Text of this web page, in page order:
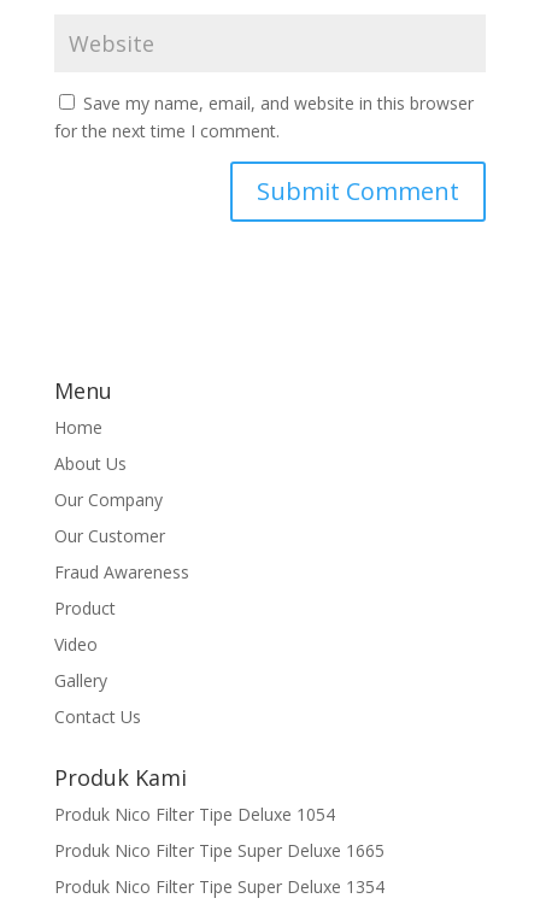
Save my name, email, and website in this browser
for the next time I comment.
Menu
Home
About Us
Our Company
Our Customer
Fraud Awareness
Product
Video
Gallery
Contact Us
Produk Kami
Produk Nico Filter Tipe Deluxe 1054
Produk Nico Filter Tipe Super Deluxe 1665
Produk Nico Filter Tipe Super Deluxe 1354